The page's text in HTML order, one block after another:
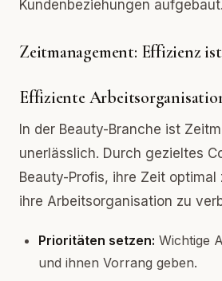
Kundenbeziehungen aufgebaut.
Zeitmanagement: Effizienz
Effiziente
In der Beauty-Branche ist
unerlässlich. Durch gezieltes
Beauty-Profis, ihre Zeit optimal
ihre Arbeitsorganisation zu
Prioritäten setzen: Wichtige
und ihnen Vorrang geben.